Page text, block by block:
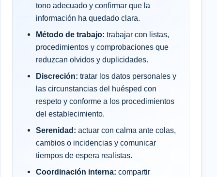
tono adecuado y confirmar que la
información ha quedado clara.
Método de trabajo: trabajar con listas,
procedimientos y comprobaciones que
reduzcan olvidos y duplicidades.
Discreción: tratar los datos personales y
las circunstancias del huésped con
respeto y conforme a los procedimientos
del establecimiento.
Serenidad: actuar con calma ante colas,
cambios o incidencias y comunicar
tiempos de espera realistas.
Coordinación interna: compartir